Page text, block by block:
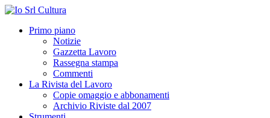
Primo piano
Notizie
Gazzetta Lavoro
Rassegna stampa
Commenti
La Rivista del Lavoro
Copie omaggio e abbonamenti
Archivio Riviste dal 2007